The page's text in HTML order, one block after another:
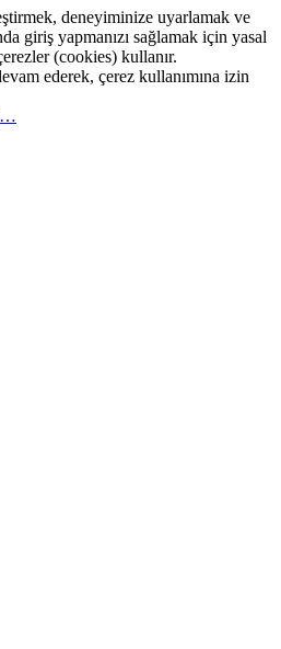
deneyiminize uyarlamak ve
giriş yapmanızı sağlamak için yasal
(cookies) kullanır.
ederek, çerez kullanımına izin